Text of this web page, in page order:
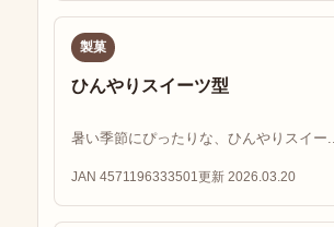
製菓
ひんやりスイーツ型
暑い季節にぴったりな、ひんやりスイー...
JAN 4571196333501 更新 2026.03.20